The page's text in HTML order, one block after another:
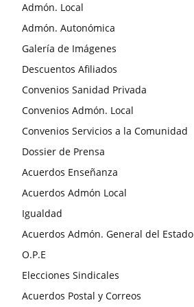
Admón. Local
Admón. Autonómica
Galería de Imágenes
Descuentos Afiliados
Convenios Sanidad Privada
Convenios Admón. Local
Convenios Servicios a la Comunidad
Dossier de Prensa
Acuerdos Enseñanza
Acuerdos Admón Local
Igualdad
Acuerdos Admón. General del Estado
O.P.E
Elecciones Sindicales
Acuerdos Postal y Correos